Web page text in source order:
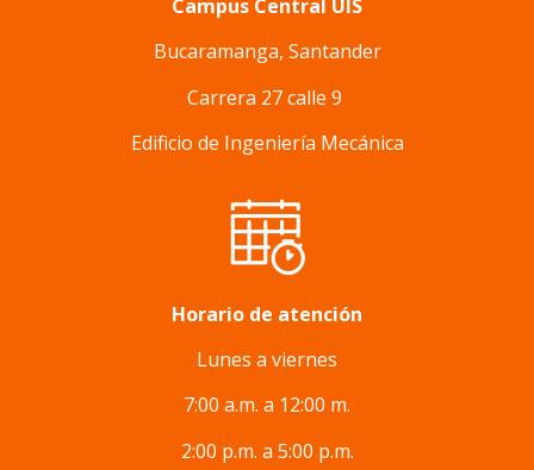
Campus Central UIS
Bucaramanga, Santander
Carrera 27 calle 9
Edificio de Ingeniería Mecánica
Horario de atención
Lunes a viernes
7:00 a.m. a 12:00 m.
2:00 p.m. a 5:00 p.m.